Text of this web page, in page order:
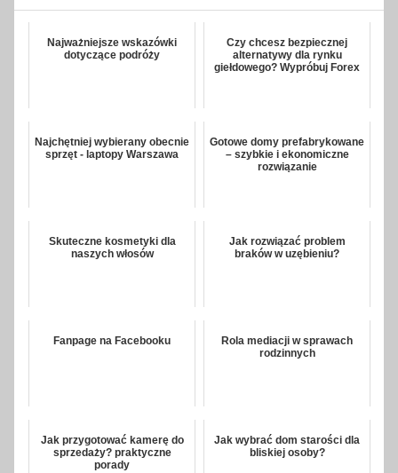
Najważniejsze wskazówki
dotyczące podróży
Czy chcesz bezpiecznej
alternatywy dla rynku
giełdowego? Wypróbuj Forex
Najchętniej wybierany obecnie
sprzęt - laptopy Warszawa
Gotowe domy prefabrykowane
– szybkie i ekonomiczne
rozwiązanie
Skuteczne kosmetyki dla
naszych włosów
Jak rozwiązać problem
braków w uzębieniu?
Fanpage na Facebooku
Rola mediacji w sprawach
rodzinnych
Jak przygotować kamerę do
sprzedaży? praktyczne
porady
Jak wybrać dom starości dla
bliskiej osoby?